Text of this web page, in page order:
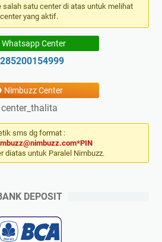
salah satu center di atas untuk melihat
center yang aktif.
Center
Nimbuzz Center
center_thalita
sms dg format :
diatas untuk Paralel Nimbuzz.
DEPOSIT